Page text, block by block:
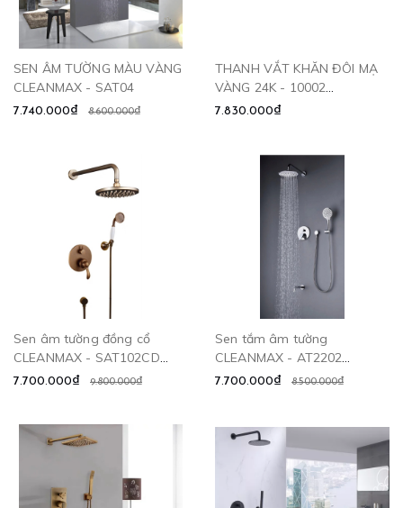
SEN ÂM TƯỜNG MÀU VÀNG
CLEANMAX - SAT04
7.740.000₫ 8.600.000₫
THANH VẮT KHĂN ĐÔI MẠ
VÀNG 24K - 10002
CLEANMAX
7.830.000₫
Sen âm tường đồng cổ
CLEANMAX - SAT102CD
CLEANMAX
7.700.000₫ 9.800.000₫
Sen tắm âm tường
CLEANMAX - AT2202
CLEANMAX
7.700.000₫ 8.500.000₫